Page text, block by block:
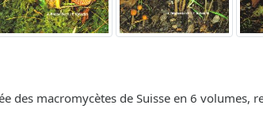
des macromycètes de Suisse en 6 volumes,